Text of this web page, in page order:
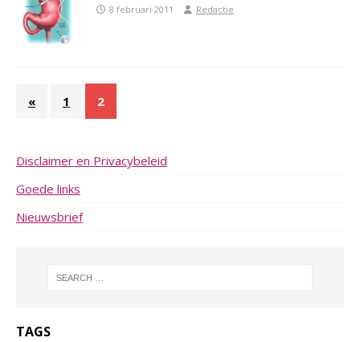
8 februari 2011 Redactie
« 1 2
Disclaimer en Privacybeleid
Goede links
Nieuwsbrief
TAGS